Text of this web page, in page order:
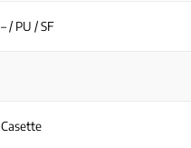
– / PU / SF
Casette